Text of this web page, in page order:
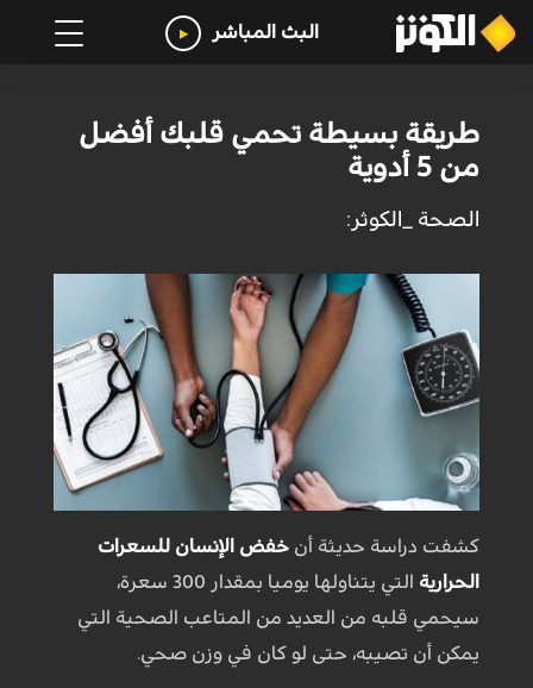
البث المباشر
طريقة بسيطة تحمي قلبك أفضل
من 5 أدوية
الصحة _الكوثر:
كشفت دراسة حديثة أن خفض الإنسان للسعرات
الحرارية
التي يتناولها يوميا بمقدار 300 سعرة،
سيحمي قلبه من العديد من المتاعب الصحية التي
يمكن أن تصيبه، حتى لو كان في وزن صحي.